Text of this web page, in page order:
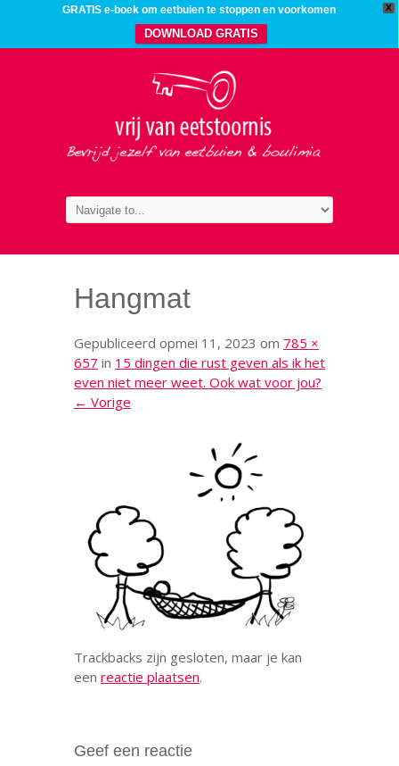
X
GRATIS e-boek om eetbuien te stoppen en voorkomen
DOWNLOAD GRATIS
Hangmat
Gepubliceerd opmei 11, 2023 om 785 ×
657 in 15 dingen die rust geven als ik het
even niet meer weet. Ook wat voor jou?
← Vorige
Trackbacks zijn gesloten, maar je kan
een reactie plaatsen.
Geef een reactie